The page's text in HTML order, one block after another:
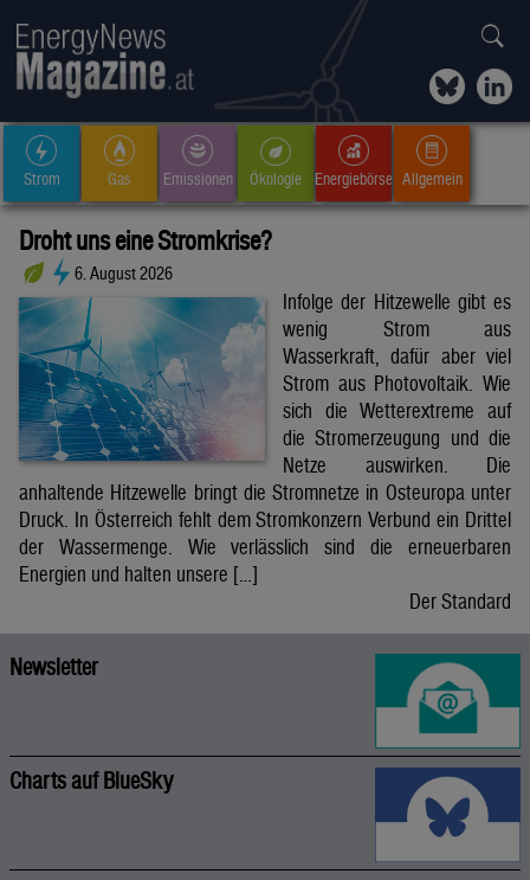
Strom Gas Emissionen Ökologie Energiebörse Allgemein
Droht uns eine Stromkrise?
6. August 2026
Infolge der Hitzewelle gibt es
wenig Strom aus
Wasserkraft, dafür aber viel
Strom aus Photovoltaik. Wie
sich die Wetterextreme auf
die Stromerzeugung und die
Netze auswirken. Die
anhaltende Hitzewelle bringt die Stromnetze in Osteuropa unter
Druck. In Österreich fehlt dem Stromkonzern Verbund ein Drittel
der Wassermenge. Wie verlässlich sind die erneuerbaren
Energien und halten unsere […]
Der Standard
Newsletter
Charts auf BlueSky